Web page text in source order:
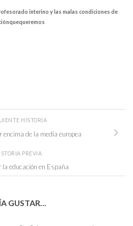
interino y las malas condiciones de
HISTORIA
encima de la media europea
PREVIA
la educación en España
GUSTAR...